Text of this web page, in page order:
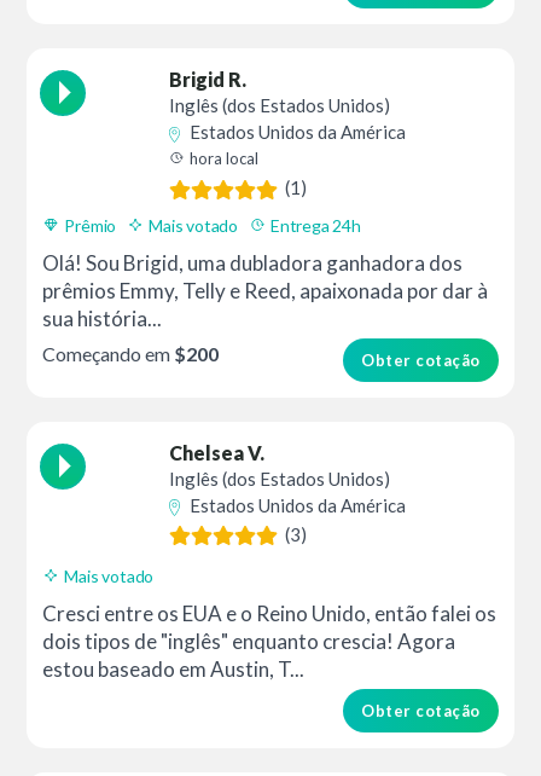
Brigid R.
Inglês (dos Estados Unidos)
Estados Unidos da América
hora local
(1)
Prêmio Mais votado Entrega 24h
Olá! Sou Brigid, uma dubladora ganhadora dos
prêmios Emmy, Telly e Reed, apaixonada por dar à
sua história...
Obter cotação
Começando em $200
Chelsea V.
Inglês (dos Estados Unidos)
Estados Unidos da América
(3)
Mais votado
Cresci entre os EUA e o Reino Unido, então falei os
dois tipos de "inglês" enquanto crescia! Agora
estou baseado em Austin, T...
Obter cotação